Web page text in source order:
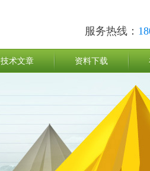
服务热线：
技术文章 资料下载